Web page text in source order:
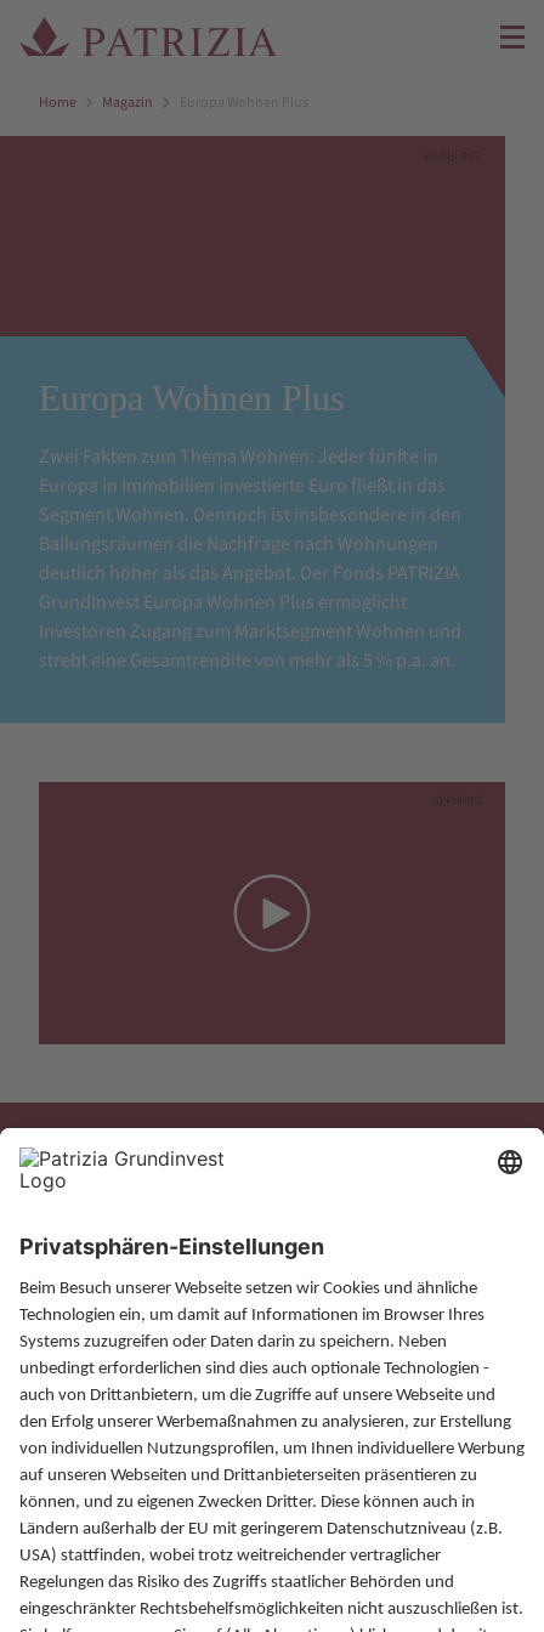
Home Magazin Europa Wohnen Plus
Europa Wohnen Plus
Zwei Fakten zum Thema Wohnen: Jeder fünfte in
Europa in Immobilien investierte Euro fließt in das
Segment Wohnen. Dennoch ist insbesondere in den
Ballungsräumen die Nachfrage nach Wohnungen
deutlich höher als das Angebot. Der Fonds PATRIZIA
GrundInvest Europa Wohnen Plus ermöglicht
Investoren Zugang zum Marktsegment Wohnen und
strebt eine Gesamtrendite von mehr als 5 % p.a. an.
Xing
Magazin
Finanzlexikon
FAQ
Kontakt
PATRIZIA GrundInvest
Fuggerstraße 20